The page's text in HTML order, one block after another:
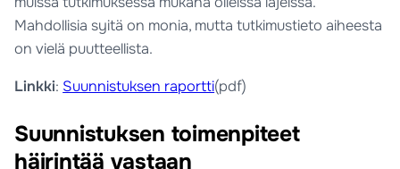
Mahdollisia syitä on monia, mutta tutkimustieto aiheesta
on vielä puutteellista.
Linkki: Suunnistuksen raportti(pdf)
Suunnistuksen toimenpiteet
häirintää vastaan